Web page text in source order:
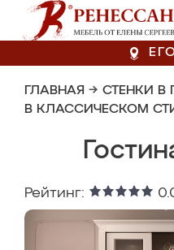
ГЛАВНАЯ → СТЕНКИ В
В КЛАССИЧЕСКОМ
Рейтинг: